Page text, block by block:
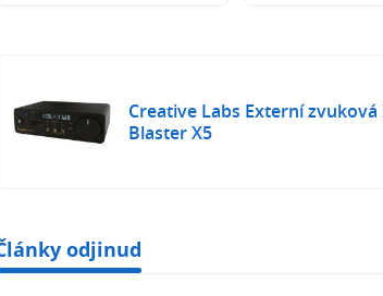
Creative Labs Externí
Blaster X5
odjinud